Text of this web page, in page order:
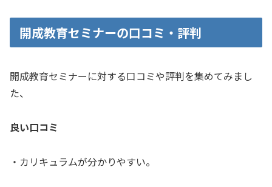
開成教育セミナーの口コミ・評判
開成教育セミナーに対する口コミや評判を集めてみまし
た、
良い口コミ
・カリキュラムが分かりやすい。